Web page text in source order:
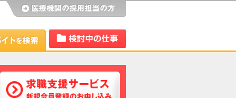
Dr.アルなび